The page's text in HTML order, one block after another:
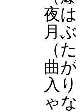
夜
月
（
曲
入
ゃ